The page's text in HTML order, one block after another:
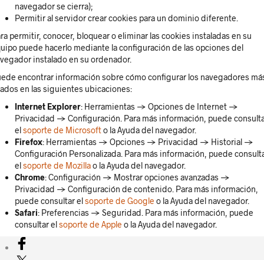
navegador se cierra);
Permitir al servidor crear cookies para un dominio diferente.
permitir, conocer, bloquear o eliminar las cookies instaladas en su
puede hacerlo mediante la configuración de las opciones del
instalado en su ordenador.
encontrar información sobre cómo configurar los navegadores
en las siguientes ubicaciones:
Internet Explorer: Herramientas -> Opciones de Internet ->
Privacidad -> Configuración. Para más información, puede
elsoporte de Microsofto la Ayuda del navegador.
Firefox: Herramientas -> Opciones -> Privacidad -> Historial ->
Configuración Personalizada. Para más información, puede
elsoporte de Mozillao la Ayuda del navegador.
Chrome: Configuración -> Mostrar opciones avanzadas ->
Privacidad -> Configuración de contenido. Para más información,
puede consultar elsoporte de Google o la Ayuda del navegador.
Safari: Preferencias -> Seguridad. Para más información, puede
consultar elsoporte de Apple o la Ayuda del navegador.